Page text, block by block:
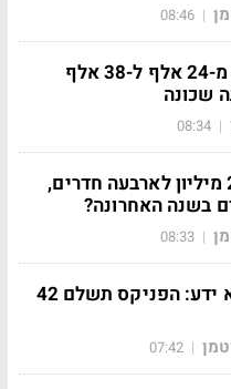
|
08:46
קריית קריניצי: מ-24 אלף ל-38 אלף
שכונה
|
08:34
מרום נווה: 2.87 מיליון לארבעה חדרים,
בשנה האחרונה?
|
08:33
נהג בשלילה ולא ידע: הפניקס תשלם 42
|
07:42